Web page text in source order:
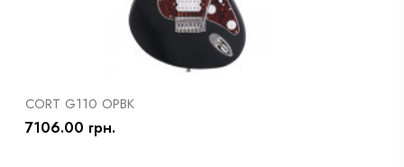
CORT G110 OPBK
7106.00 грн.